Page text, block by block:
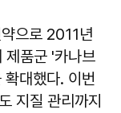
으로 2011년
제품군 '카나브
대했다. 이번
지질 관리까지